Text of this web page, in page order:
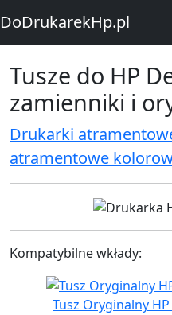
DoDrukarekHp.pl
Tusze do HP
zamienniki i
Drukarki
atramentowe
Kompatybilne wkłady:
Tusz Oryginalny HP